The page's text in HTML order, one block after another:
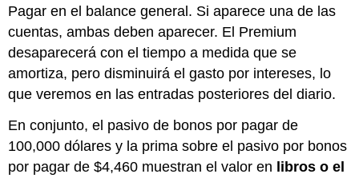
Pagar en el balance general. Si aparece una de las
cuentas, ambas deben aparecer. El Premium
desaparecerá con el tiempo a medida que se
amortiza, pero disminuirá el gasto por intereses, lo
que veremos en las entradas posteriores del diario.
En conjunto, el pasivo de bonos por pagar de
100,000 dólares y la prima sobre el pasivo por bonos
por pagar de $4,460 muestran el valor en libros o el